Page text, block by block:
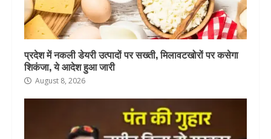
प्रदेश में नकली डेयरी उत्पादों पर सख्ती, मिलावटखोरों पर कसेगा
शिकंजा, ये आदेश हुआ जारी
August 8, 2026